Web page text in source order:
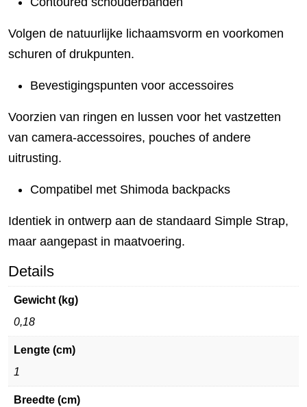
Volgen de natuurlijke lichaamsvorm en voorkomen
schuren of drukpunten.
Bevestigingspunten voor accessoires
Voorzien van ringen en lussen voor het vastzetten
van camera-accessoires, pouches of andere
uitrusting.
Compatibel met Shimoda backpacks
Identiek in ontwerp aan de standaard Simple Strap,
maar aangepast in maatvoering.
Details
Gewicht (kg)
0,18
Lengte (cm)
1
Breedte (cm)